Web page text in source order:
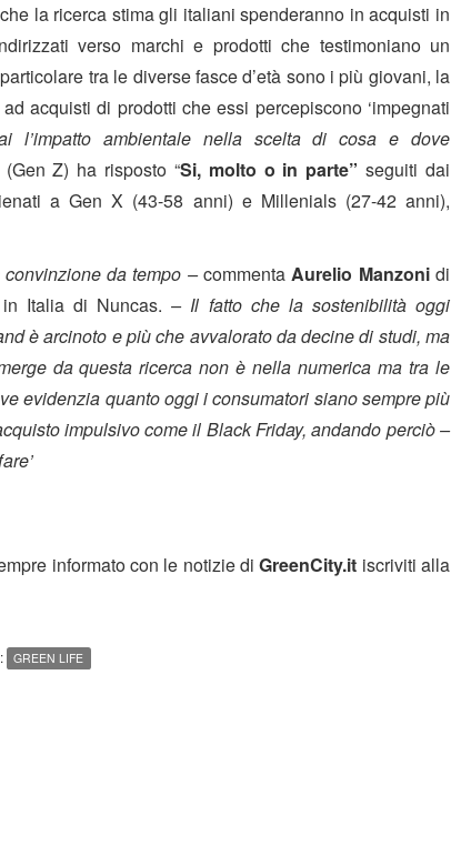
la ricerca stima gli italiani spenderanno in acquisti in
verso marchi e prodotti che testimoniano un
tra le diverse fasce d’età sono i più giovani, la
acquisti di prodotti che essi percepiscono ‘impegnati
l’impatto ambientale nella scelta di cosa e dove
Z) ha risposto “Si, molto o in parte”seguiti dai
a Gen X (43-58 anni) e Millenials (27-42 anni),
convinzione da tempo –commenta Aurelio Manzonidi
Italia di Nuncas. – Il fatto che la sostenibilità oggi
è arcinoto e più che avvalorato da decine di studi, ma
da questa ricerca non è nella numerica ma tra le
evidenzia quanto oggi i consumatori siano sempre più
impulsivo come il Black Friday, andando perciò –
informato con le notizie diGreenCity.it iscriviti alla
GREEN LIFE